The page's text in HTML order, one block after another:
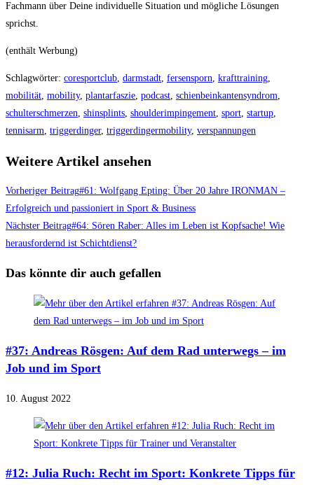
Fachmann über Deine individuelle Situation und mögliche Lösungen
sprichst.
(enthält Werbung)
Schlagwörter: coresportclub, darmstadt, fersensporn, krafttraining,
mobilität, mobility, plantarfaszie, podcast, schienbeinkantensyndrom,
schulterschmerzen, shinsplints, shoulderimpingement, sport, startup,
tennisarm, triggerdinger, triggerdingermobility, verspannungen
Weitere Artikel ansehen
Vorheriger Beitrag#61: Wolfgang Epting: Über 20 Jahre IRONMAN –
Erfolgreich und passioniert in Sport & Business
Nächster Beitrag#64: Sören Raber: Alles im Leben ist Kopfsache! Wie
herausfordernd ist Schichtdienst?
Das könnte dir auch gefallen
#37: Andreas Rösgen: Auf dem Rad unterwegs – im
Job und im Sport
10. August 2022
#12: Julia Ruch: Recht im Sport: Konkrete Tipps für